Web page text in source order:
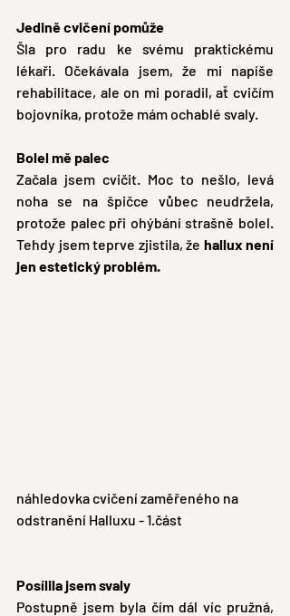
Jedině cvičení pomůže
Šla pro radu ke svému praktickému
lékaři. Očekávala jsem, že mi napíše
rehabilitace, ale on mi poradil, ať cvičím
bojovníka, protože mám ochablé svaly.
Bolel mě palec
Začala jsem cvičit. Moc to nešlo, levá
noha se na špičce vůbec neudržela,
protože palec při ohýbání strašně bolel.
Tehdy jsem teprve zjistila, že hallux není
jen estetický problém.
náhledovka cvičení zaměřeného na
odstranění Halluxu - 1.část
Posílila jsem svaly
Postupně jsem byla čím dál víc pružná,